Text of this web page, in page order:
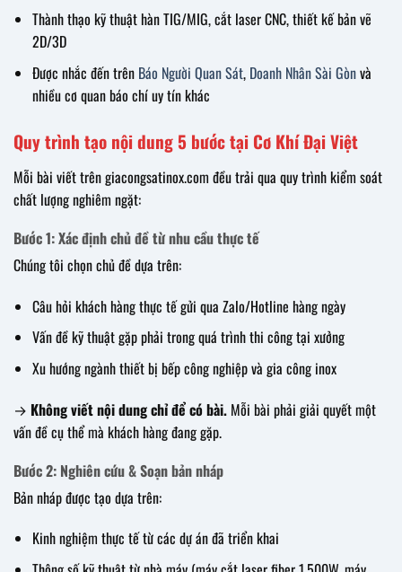
Thành thạo kỹ thuật hàn TIG/MIG, cắt laser CNC, thiết kế bản vẽ
2D/3D
Được nhắc đến trên Báo Người Quan Sát, Doanh Nhân Sài Gònvà
nhiều cơ quan báo chí uy tín khác
Quy trình tạo nội dung 5 bước tại Cơ Khí Đại Việt
Mỗi bài viết trên giacongsatinox.com đều trải qua quy trình kiểm soát
chất lượng nghiêm ngặt:
Bước 1: Xác định chủ đề từ nhu cầu thực tế
Chúng tôi chọn chủ đề dựa trên:
Câu hỏi khách hàng thực tế gửi qua Zalo/Hotline hàng ngày
Vấn đề kỹ thuật gặp phải trong quá trình thi công tại xưởng
Xu hướng ngành thiết bị bếp công nghiệp và gia công inox
→ Không viết nội dung chỉ để có bài. Mỗi bài phải giải quyết một
vấn đề cụ thể mà khách hàng đang gặp.
Bước 2: Nghiên cứu & Soạn bản nháp
Bản nháp được tạo dựa trên:
Kinh nghiệm thực tế từ các dự án đã triển khai